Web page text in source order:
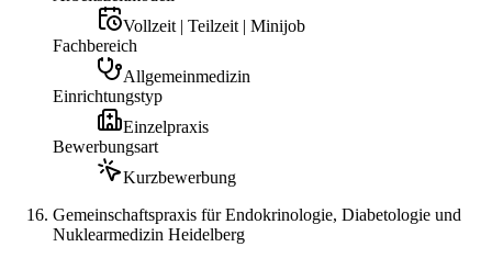
Vollzeit | Teilzeit | Minijob
Fachbereich
Allgemeinmedizin
Einrichtungstyp
Einzelpraxis
Bewerbungsart
Kurzbewerbung
Gemeinschaftspraxis für Endokrinologie, Diabetologie und
Nuklearmedizin Heidelberg